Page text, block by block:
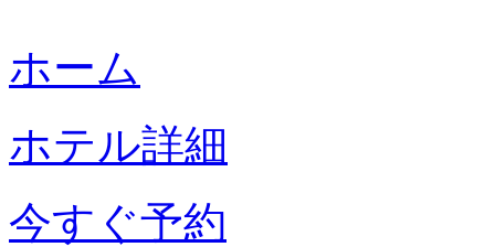
ホーム
ホテル詳細
今すぐ予約